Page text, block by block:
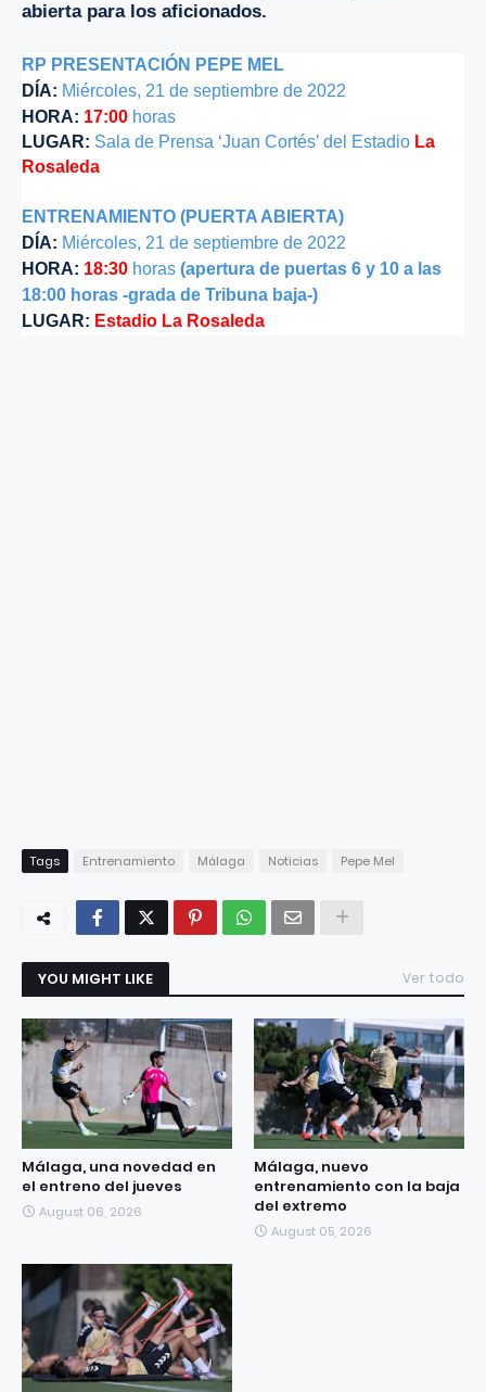
abierta para los aficionados.
RP PRESENTACIÓN PEPE MEL
DÍA: Miércoles, 21 de septiembre de 2022
HORA: 17:00 horas
LUGAR: Sala de Prensa ‘Juan Cortés’ del Estadio La
Rosaleda
ENTRENAMIENTO (PUERTA ABIERTA)
DÍA: Miércoles, 21 de septiembre de 2022
HORA: 18:30 horas (apertura de puertas 6 y 10 a las
18:00 horas -grada de Tribuna baja-)
LUGAR: Estadio La Rosaleda
Tags Entrenamiento Málaga Noticias Pepe Mel
YOU MIGHT LIKE Ver todo
Málaga, una novedad en
el entreno del jueves
August 06, 2026
Málaga, nuevo
entrenamiento con la baja
del extremo
August 05, 2026